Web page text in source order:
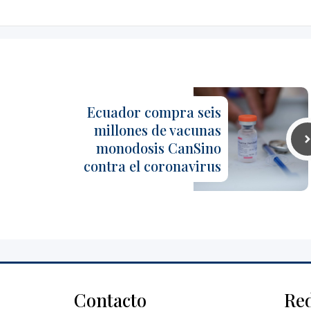
Ecuador compra seis
millones de vacunas
monodosis CanSino
contra el coronavirus
Contacto